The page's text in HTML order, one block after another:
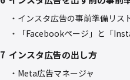
インスタ広告の事前準備リス
「Facebookページ」と「
7 インスタ広告の出し方
Meta広告マネージャ